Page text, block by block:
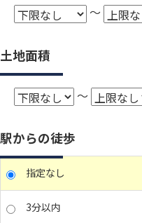
～
土地面積
～
駅からの徒歩
指定なし
3分以内